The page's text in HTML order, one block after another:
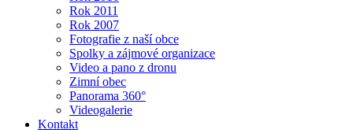
Rok 2011
Rok 2007
Fotografie z naší obce
Spolky a zájmové organizace
Video a pano z dronu
Zimní obec
Panorama 360°
Videogalerie
Kontakt